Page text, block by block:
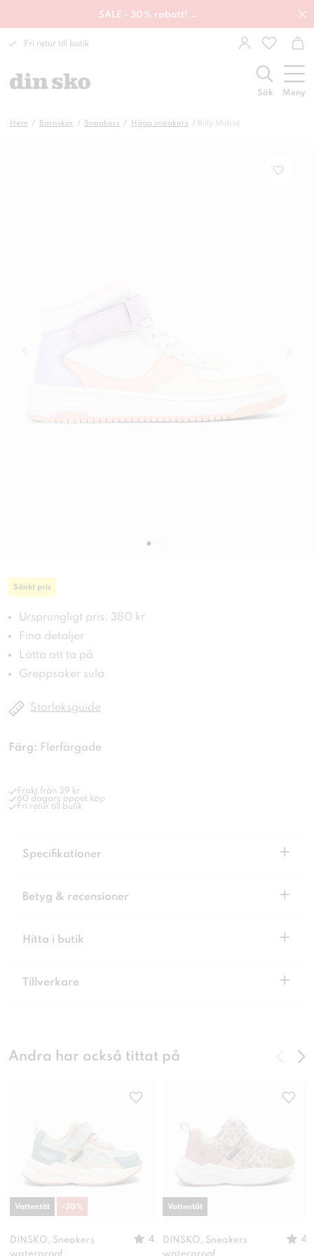
SALE - 30% rabatt! →
Fri retur till butik
Sök Meny
Hem Barnskor Sneakers Höga sneakers Billy Midcut
Sänkt pris
Ursprungligt pris: 380 kr
Fina detaljer
Lätta att ta på
Greppsäker sula
Storleksguide
Färg: Flerfärgade
Frakt från 39 kr
60 dagars öppet köp
Fri retur till butik
Specifikationer +
Betyg & recensioner +
Hitta i butik +
Tillverkare +
Andra har också tittat på
DINSKO, Sneakers
4
Vattentät -30%
DINSKO, Sneakers
4
Vattentät